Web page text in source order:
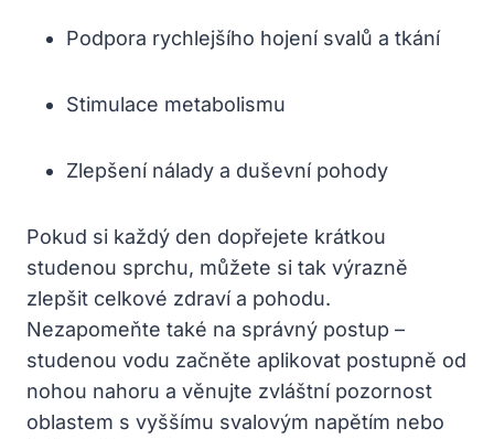
Podpora rychlejšího hojení svalů a tkání
Stimulace metabolismu
Zlepšení nálady a duševní pohody
Pokud si každý den dopřejete krátkou
studenou sprchu, můžete si tak výrazně
zlepšit celkové zdraví a pohodu.
Nezapomeňte také na správný postup –
studenou vodu začněte aplikovat postupně od
nohou nahoru a věnujte zvláštní pozornost
oblastem s vyššímu svalovým napětím nebo